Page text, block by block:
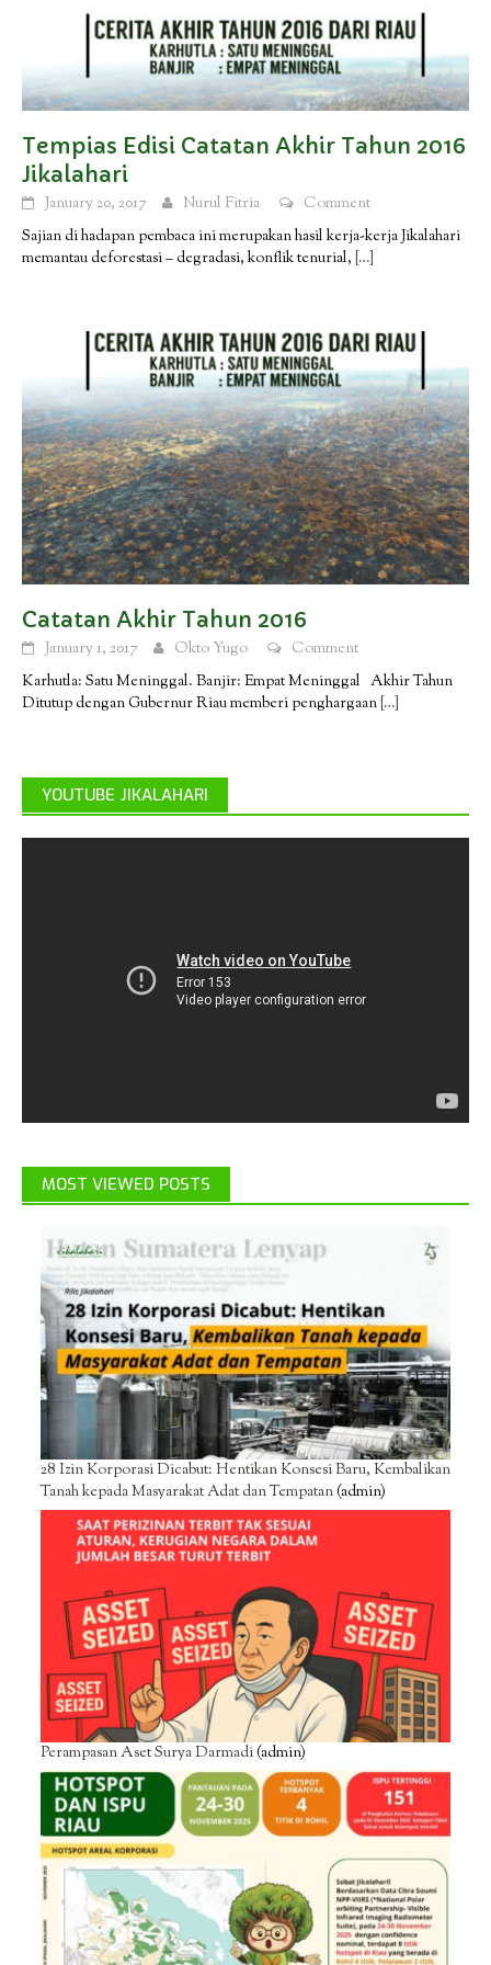
Tempias Edisi Catatan Akhir Tahun 2016
Jikalahari
January 20, 2017 Nurul Fitria
Comment
Sajian di hadapan pembaca ini merupakan hasil kerja-kerja Jikalahari
memantau deforestasi – degradasi, konflik tenurial, […]
Catatan Akhir Tahun 2016
January 1, 2017 Okto Yugo
Comment
Karhutla: Satu Meninggal. Banjir: Empat Meninggal Akhir Tahun
Ditutup dengan Gubernur Riau memberi penghargaan […]
YOUTUBE JIKALAHARI
MOST VIEWED POSTS
28 Izin Korporasi Dicabut: Hentikan Konsesi Baru, Kembalikan
Tanah kepada Masyarakat Adat dan Tempatan(admin)
Perampasan Aset Surya Darmadi(admin)